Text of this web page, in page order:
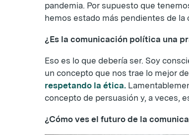
pandemia. Por supuesto que
hemos estado más pendientes de la
¿Es la comunicación política una
Eso es lo que debería ser. Soy
un concepto que nos trae lo mejor
respetando la ética.
concepto de persuasión y, a veces,
¿Cómo ves el futuro de la